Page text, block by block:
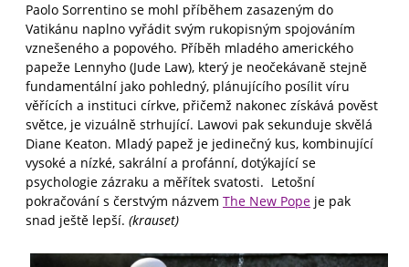
Paolo Sorrentino se mohl příběhem zasazeným do
Vatikánu naplno vyřádit svým rukopisným spojováním
vznešeného a popového. Příběh mladého amerického
papeže Lennyho (Jude Law), který je neočekávaně stejně
fundamentální jako pohledný, plánujícího posílit víru
věřících a instituci církve, přičemž nakonec získává pověst
světce, je vizuálně strhující. Lawovi pak sekunduje skvělá
Diane Keaton. Mladý papež je jedinečný kus, kombinující
vysoké a nízké, sakrální a profánní, dotýkající se
psychologie zázraku a měřítek svatosti. Letošní
pokračování s čerstvým názvem The New Pope je pak
snad ještě lepší. (krauset)